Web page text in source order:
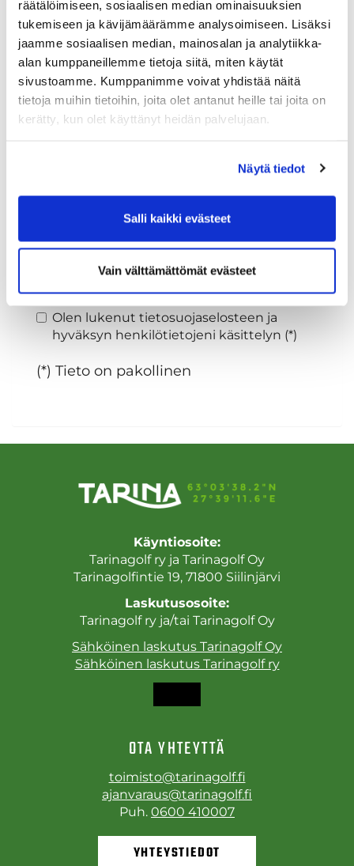
räätälöimiseen, sosiaalisen median ominaisuuksien
tukemiseen ja kävijämäärämme analysoimiseen. Lisäksi
jaamme sosiaalisen median, mainosalan ja analytiikka-
alan kumppaneillemme tietoja siitä, miten käytät
sivustoamme. Kumppanimme voivat yhdistää näitä
tietoja muihin tietoihin, joita olet antanut heille tai joita on
kerätty, kun olet käyttänyt heidän palvelujaan.
Näytä tiedot
Salli kaikki evästeet
Vain välttämättömät evästeet
Lisätiedot
Syntymäaika: (*)
Rekisteröidy
Haluan tilata Tarina Golf uutiskirjeen
Olen lukenut tietosuojaselosteen ja
hyväksyn henkilötietojeni käsittelyn (*)
(*) Tieto on pakollinen
Käyntiosoite:
Tarinagolf ry ja Tarinagolf Oy
Tarinagolfintie 19, 71800 Siilinjärvi
Laskutusosoite:
Tarinagolf ry ja/tai Tarinagolf Oy
Sähköinen laskutus Tarinagolf Oy
Sähköinen laskutus Tarinagolf ry
OTA YHTEYTTÄ
toimisto@tarinagolf.fi
ajanvaraus@tarinagolf.fi
Puh. 0600 410007
YHTEYSTIEDOT